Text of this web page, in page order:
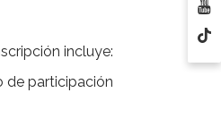
incluye:
de participación